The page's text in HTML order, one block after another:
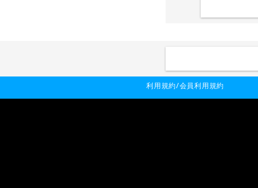
利用規約/会員利用規約